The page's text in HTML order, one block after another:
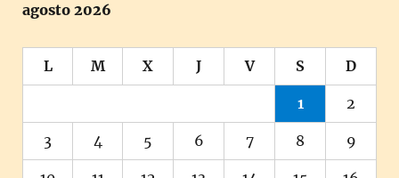
agosto 2026
L M X J V S D
1 2
3 4 5 6 7 8 9